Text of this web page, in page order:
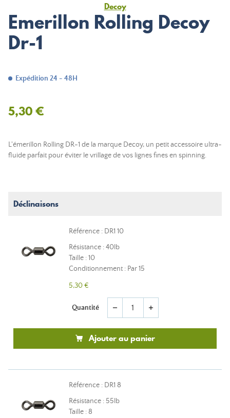
Decoy
Emerillon Rolling Decoy
Dr-1
Expédition 24 - 48H
5,30 €
L'émerillon Rolling DR-1 de la marque Decoy, un petit accessoire ultra-
fluide parfait pour éviter le vrillage de vos lignes fines en spinning.
Déclinaisons
Référence : DR1 10
Résistance : 40lb
Taille : 10
Conditionnement : Par 15
5,30 €
Quantité remove add
Ajouter au panier
Référence : DR1 8
Résistance : 55lb
Taille : 8